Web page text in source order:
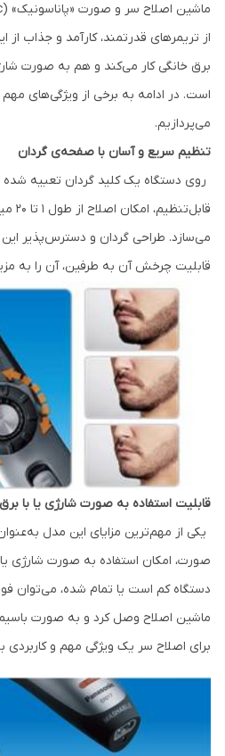
از تریمرهای قدرتمند، کارآمد و جذاب
برق خانگی کار می‌کند و هم به صورت
است. در ادامه به برخی از ویژگی‌های مهم
می‌پردازیم.
تنظیم سریع و آسان با صفحه‌ی گردان
می‌سازد. طراحی گردان و دسترس‌پذیر
قابلیت چرخش آن به طرفین، آن را به
قابلیت استفاده به صورت شارژی یا با
یکی از مهم‌ترین مزایای این مدل
صورت، امکان استفاده به صورت شارژی
دستگاه کم است یا تمام شده، می‌توان
ماشین اصلاح وصل کرد و به صورت
برای اصلاح سر یک ویژگی مهم و